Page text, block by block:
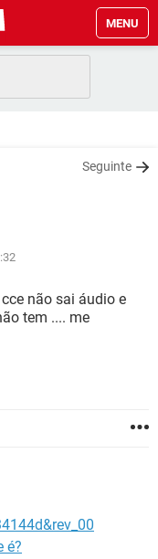
MENU
Seguinte
não sai áudio e
tem .... me
é?